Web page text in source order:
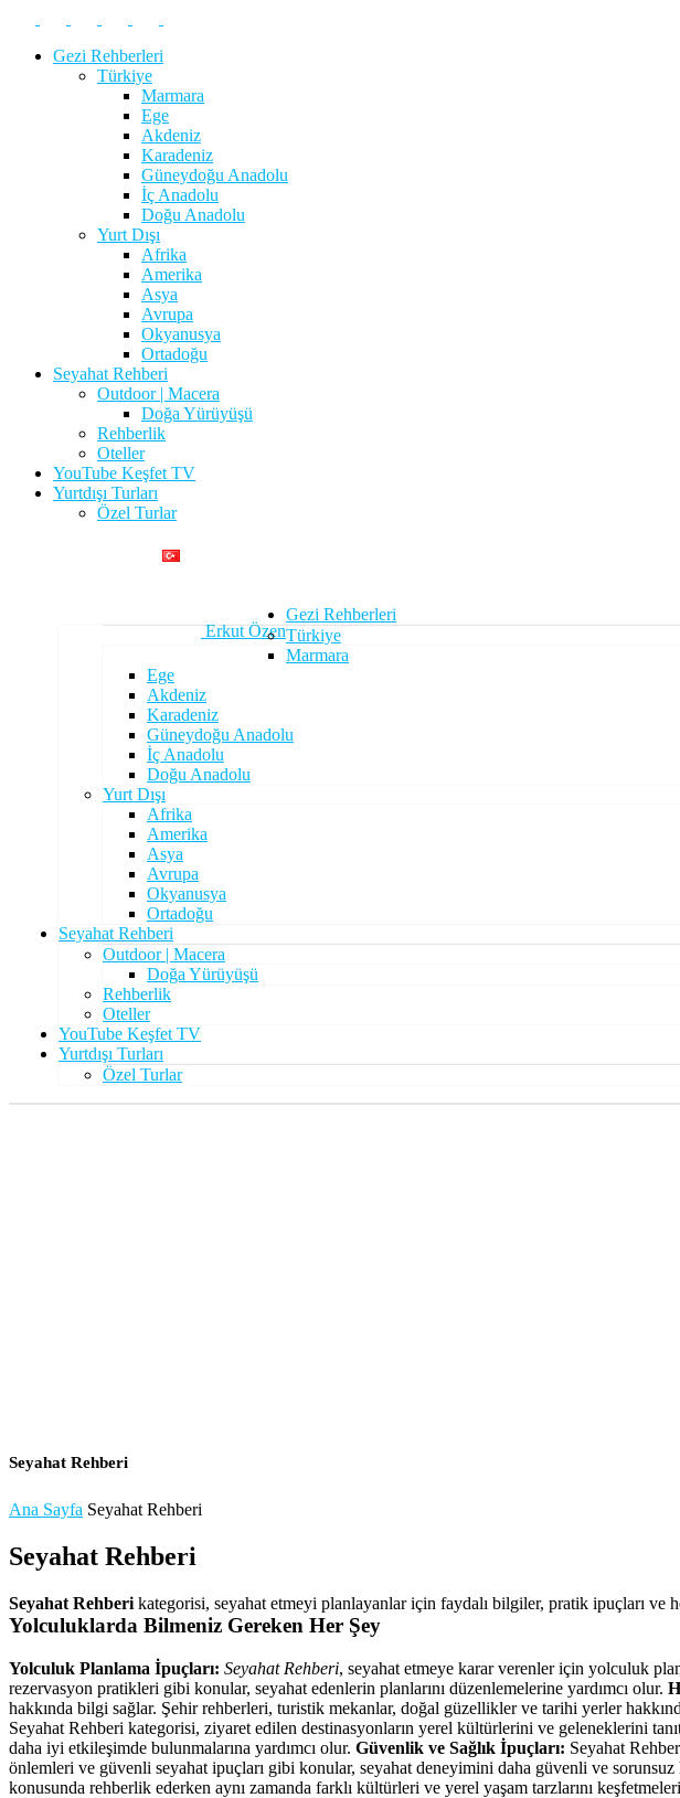
Gezi Rehberleri
Türkiye
Marmara
Ege
Akdeniz
Karadeniz
Güneydoğu Anadolu
İç Anadolu
Doğu Anadolu
Yurt Dışı
Afrika
Amerika
Asya
Avrupa
Okyanusya
Ortadoğu
Seyahat Rehberi
Outdoor | Macera
Doğa Yürüyüşü
Rehberlik
Oteller
YouTube Keşfet TV
Yurtdışı Turları
Özel Turlar
Erkut Özen
Gezi Rehberleri
Türkiye
Marmara
Ege
Akdeniz
Karadeniz
Güneydoğu Anadolu
İç Anadolu
Doğu Anadolu
Yurt Dışı
Afrika
Amerika
Asya
Avrupa
Okyanusya
Ortadoğu
Seyahat Rehberi
Outdoor | Macera
Doğa Yürüyüşü
Rehberlik
Oteller
YouTube Keşfet TV
Yurtdışı Turları
Özel Turlar
Seyahat Rehberi
Ana Sayfa Seyahat Rehberi
Seyahat Rehberi
Seyahat Rehberi kategorisi, seyahat etmeyi planlayanlar için faydalı bilgiler, pratik ipuçları ve
Yolculuklarda Bilmeniz Gereken Her Şey
Yolculuk Planlama İpuçları: Seyahat Rehberi, seyahat etmeye karar verenler için yolculuk
rezervasyon pratikleri gibi konular, seyahat edenlerin planlarını düzenlemelerine yardımcı olur.
hakkında bilgi sağlar. Şehir rehberleri, turistik mekanlar, doğal güzellikler ve tarihi yerler
Seyahat Rehberi kategorisi, ziyaret edilen destinasyonların yerel kültürlerini ve geleneklerini
daha iyi etkileşimde bulunmalarına yardımcı olur. Güvenlik ve Sağlık İpuçları: Seyahat
önlemleri ve güvenli seyahat ipuçları gibi konular, seyahat deneyimini daha güvenli ve
konusunda rehberlik ederken aynı zamanda farklı kültürleri ve yerel yaşam tarzlarını